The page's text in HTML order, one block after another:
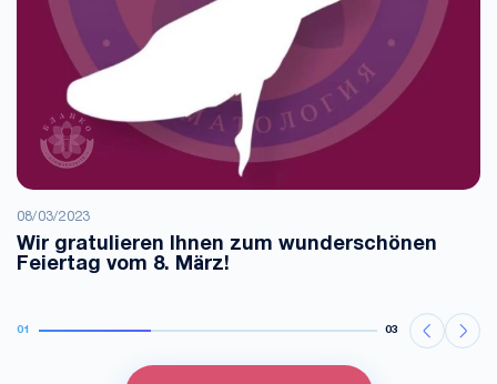
08/03/2023
Wir gratulieren Ihnen zum wunderschönen
Feiertag vom 8. März!
01 03